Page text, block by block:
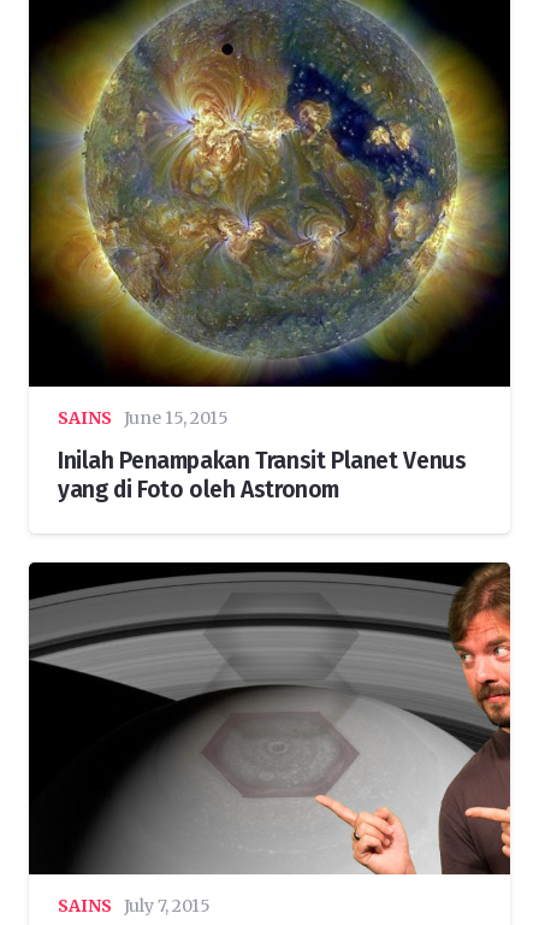
SAINS June 15, 2015
Inilah Penampakan Transit Planet Venus
yang di Foto oleh Astronom
SAINS July 7, 2015